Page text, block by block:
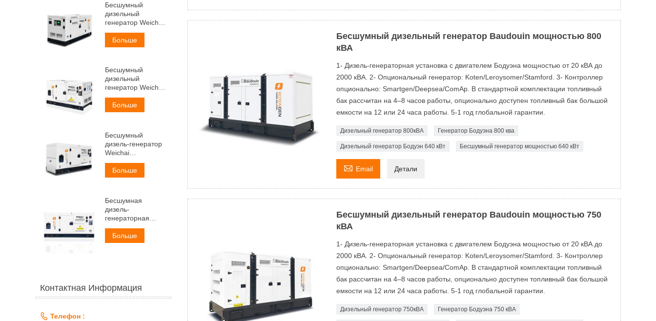
Бесшумный дизельный генератор Baudouin мощностью 800
кВА
1- Дизель-генераторная установка с двигателем Бодуэна мощностью от 20 кВА до
2000 кВА. 2- Опциональный генератор: Koten/Leroysomer/Stamford. 3- Контроллер
опционально: Smartgen/Deepsea/ComAp. В стандартной комплектации топливный
бак рассчитан на 4–8 часов работы, опционально доступен топливный бак большой
емкости на 12 или 24 часа работы. 5-1 год глобальной гарантии.
Дизельный генератор 800кВА Генератор Бодуэна 800 ква
Дизельный генератор Бодуэн 640 кВт Бесшумный генератор мощностью 640 кВт
 Email Детали
Бесшумный дизельный генератор Baudouin мощностью 750
кВА
1- Дизель-генераторная установка с двигателем Бодуэна мощностью от 20 кВА до
2000 кВА. 2- Опциональный генератор: Koten/Leroysomer/Stamford. 3- Контроллер
опционально: Smartgen/Deepsea/ComAp. В стандартной комплектации топливный
бак рассчитан на 4–8 часов работы, опционально доступен топливный бак большой
емкости на 12 или 24 часа работы. 5-1 год глобальной гарантии.
Дизельный генератор 750кВА Генератор Бодуэна 750 кВА
Бесшумный
дизельный
генератор Weichai
мощностью 30 кВА
Больше
Бесшумный
дизельный
генератор Weichai
мощностью 38 кВА
Больше
Бесшумный
дизель-генератор
Weichai
мощностью 50 кВА
Больше
Бесшумная
дизель-
генераторная
установка Weichai
мощностью 60 кВА
Больше
Контактная Информация
 Телефон :